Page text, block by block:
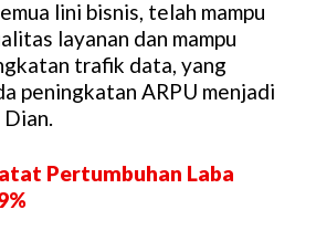
lini bisnis, telah mampu
layanan dan mampu
trafik data, yang
peningkatan ARPU menjadi
Dian.
Pertumbuhan Laba